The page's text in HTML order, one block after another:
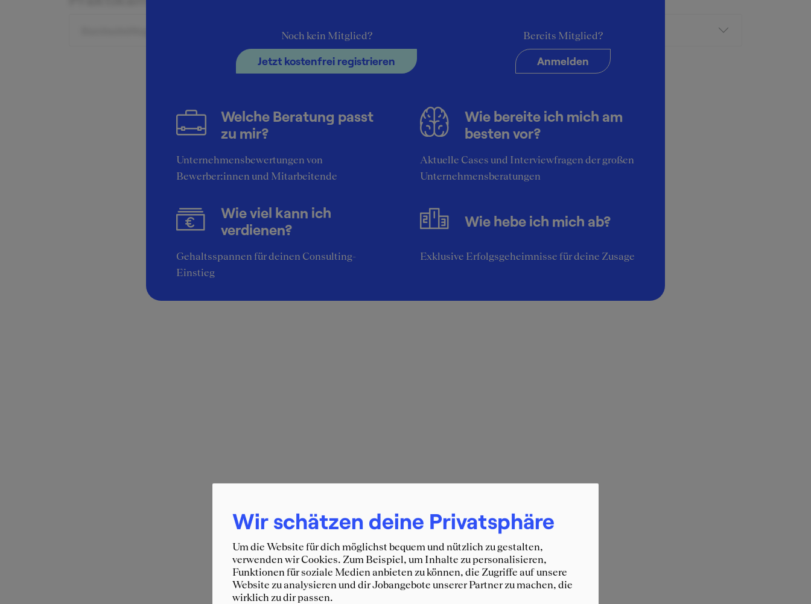
Noch kein Mitglied?
Jetzt kostenfrei registrieren
Bereits Mitglied?
Anmelden
Welche Beratung passt
zu mir?
Unternehmensbewertungen von
Bewerber:innen und Mitarbeitende
Wie bereite ich mich am
besten vor?
Aktuelle Cases und Interviewfragen der großen
Unternehmensberatungen
Wie viel kann ich
verdienen?
Gehaltsspannen für deinen Consulting-
Einstieg
Wie hebe ich mich ab?
Exklusive Erfolgsgeheimnisse für deine Zusage
Wir schätzen deine Privatsphäre
Um die Website für dich möglichst bequem und nützlich zu gestalten,
verwenden wir Cookies. Zum Beispiel, um Inhalte zu personalisieren,
Funktionen für soziale Medien anbieten zu können, die Zugriffe auf unsere
Website zu analysieren und dir Jobangebote unserer Partner zu machen, die
wirklich zu dir passen.